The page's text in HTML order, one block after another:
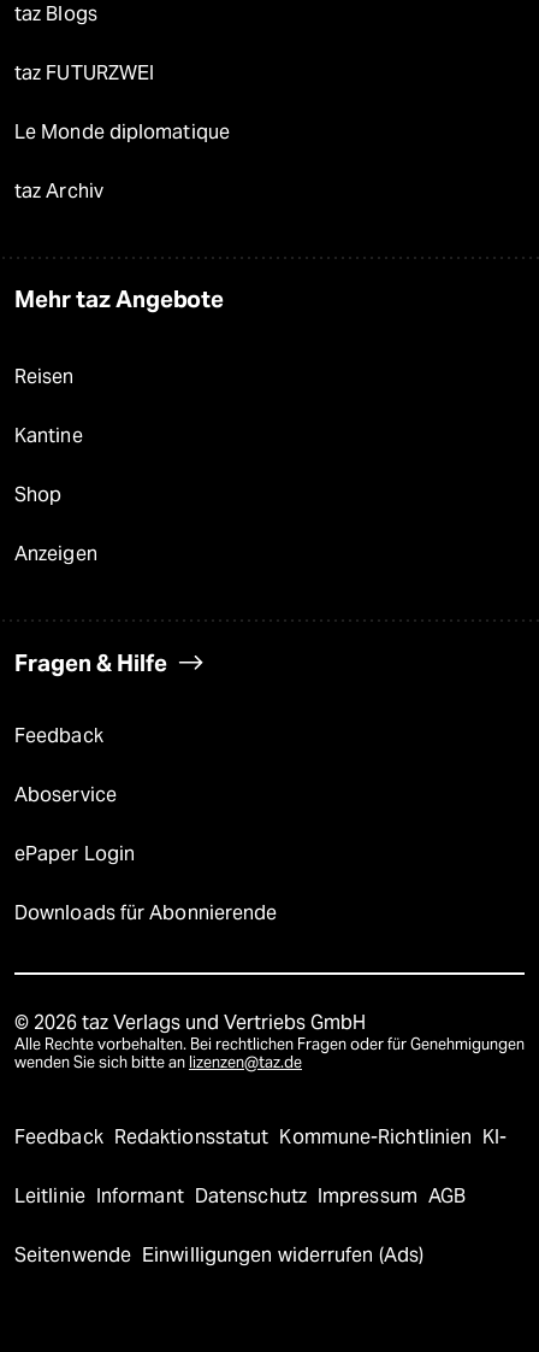
taz Blogs
taz FUTURZWEI
Le Monde diplomatique
taz Archiv
Mehr taz Angebote
Reisen
Kantine
Shop
Anzeigen
Fragen & Hilfe
Feedback
Aboservice
ePaper Login
Downloads für Abonnierende
© 2026 taz Verlags und Vertriebs GmbH
Alle Rechte vorbehalten. Bei rechtlichen Fragen oder für Genehmigungen
wenden Sie sich bitte an lizenzen@taz.de
Feedback Redaktionsstatut Kommune-Richtlinien KI-
Leitlinie Informant Datenschutz Impressum AGB
Seitenwende Einwilligungen widerrufen (Ads)